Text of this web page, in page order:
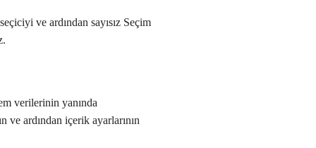
ve ardından sayısız Seçim
verilerinin yanında
ve ardından içerik ayarlarının